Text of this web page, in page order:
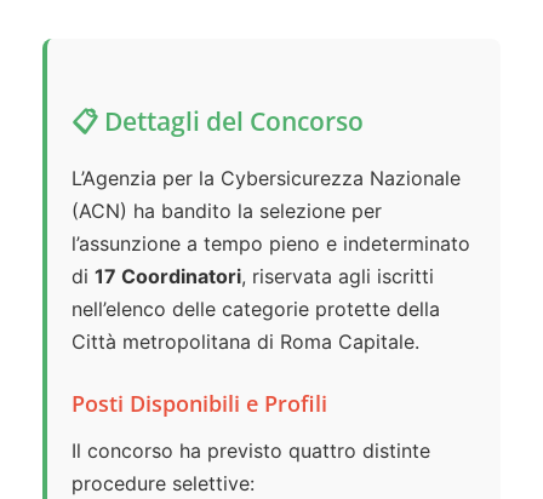
📋 Dettagli del Concorso
L’Agenzia per la Cybersicurezza Nazionale
(ACN) ha bandito la selezione per
l’assunzione a tempo pieno e indeterminato
di 17 Coordinatori, riservata agli iscritti
nell’elenco delle categorie protette della
Città metropolitana di Roma Capitale.
Posti Disponibili e Profili
Il concorso ha previsto quattro distinte
procedure selettive: